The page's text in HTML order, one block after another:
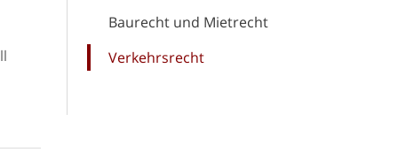
Baurecht und Mietrecht
Verkehrsrecht